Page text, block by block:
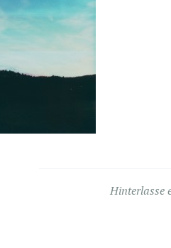
Hinterlasse